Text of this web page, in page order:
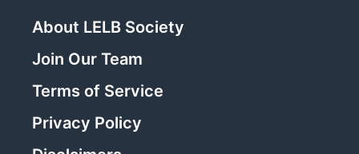
About LELB Society
Join Our Team
Terms of Service
Privacy Policy